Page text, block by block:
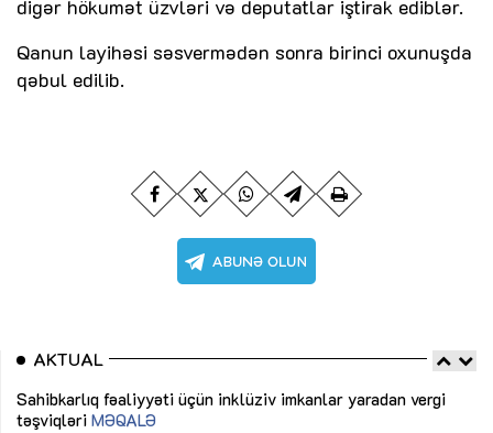
digər hökumət üzvləri və deputatlar iştirak ediblər.
Qanun layihəsi səsvermədən sonra birinci oxunuşda
qəbul edilib.
AKTUAL
Sahibkarlıq fəaliyyəti üçün inklüziv imkanlar yaradan vergi
təşviqləri MƏQALƏ